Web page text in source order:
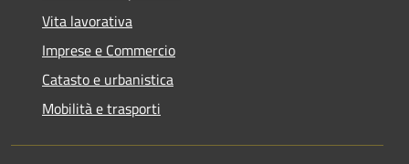
Vita lavorativa
Imprese e Commercio
Catasto e urbanistica
Mobilità e trasporti